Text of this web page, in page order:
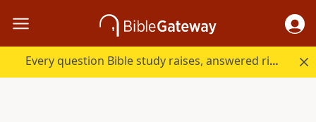
Every question Bible study raises, answered right here.